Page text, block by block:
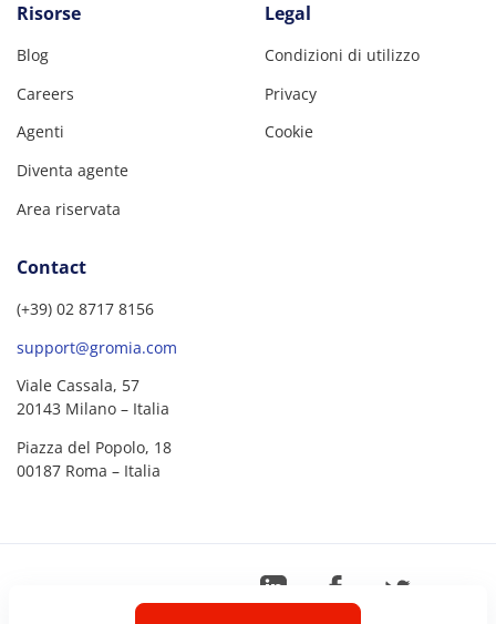
Risorse
Blog
Careers
Agenti
Diventa agente
Area riservata
Legal
Condizioni di utilizzo
Privacy
Cookie
Contact
(+39) 02 8717 8156
support@gromia.com
Viale Cassala, 57
20143 Milano – Italia
Piazza del Popolo, 18
00187 Roma – Italia
Gromia – P.IVA